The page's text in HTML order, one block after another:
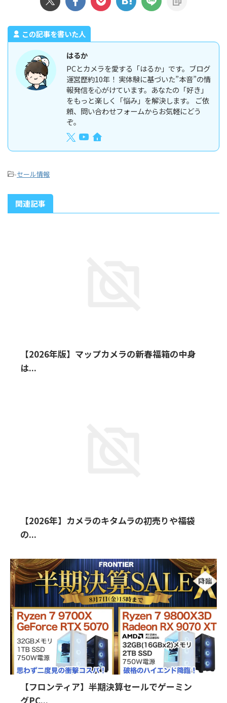
この記事を書いた人
はるか
PCとカメラを愛する「はるか」です。ブログ
運営歴約10年！ 実体験に基づいた”本音”の情
報発信を心がけています。あなたの「好き」
をもっと楽しく「悩み」を解決します。 ご依
頼、問い合わせフォームからお気軽にどう
ぞ。
-セール情報
関連記事
【2026年版】マップカメラの新春福箱の中身
は...
【2026年】カメラのキタムラの初売りや福袋
の...
【フロンティア】半期決算セールでゲーミン
グPC...